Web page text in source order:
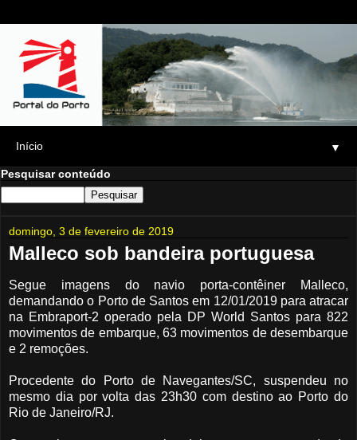
▼
Pesquisar conteúdo
domingo, 3 de fevereiro de 2019
Malleco sob bandeira portuguesa
Segue imagens do navio porta-contêiner Malleco,
demandando o Porto de Santos em 12/01/2019 para atracar
na Embraport-2 operado pela DP World Santos para 822
movimentos de embarque, 63 movimentos de desembarque
e 2 remoções.
Procedente do Porto de Navegantes/SC, suspendeu no
mesmo dia por volta das 23h30 com destino ao Porto do
Rio de Janeiro/RJ.